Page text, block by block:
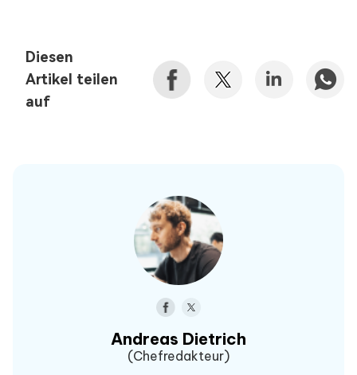
Diesen
Artikel teilen
auf
Andreas Dietrich
(Chefredakteur)